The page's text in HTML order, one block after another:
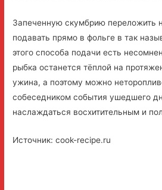
Запеченную скумбрию переложить
подавать прямо в фольге в так
этого способа подачи есть
рыбка останется тёплой на
ужина, а поэтому можно
собеседником события ушедшего
наслаждаться восхитительным и
Источник: cook-recipe.ru